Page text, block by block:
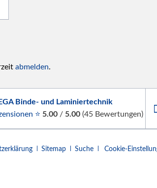
abmelden.
Binde- und Laminiertechnik
⭐ 5.00/ 5.00(45Bewertungen)
Sitemap Suche Cookie-